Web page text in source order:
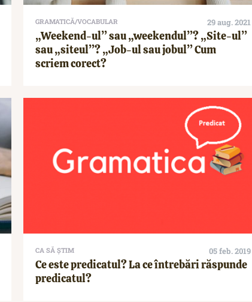
GRAMATICĂ/VOCABULAR 29 aug. 2021
„Weekend-ul” sau „weekendul”? „Site-ul”
sau „siteul”? „Job-ul sau jobul” Cum
scriem corect?
CA SĂ ȘTIM 05 feb. 2019
Ce este predicatul? La ce întrebări răspunde
predicatul?